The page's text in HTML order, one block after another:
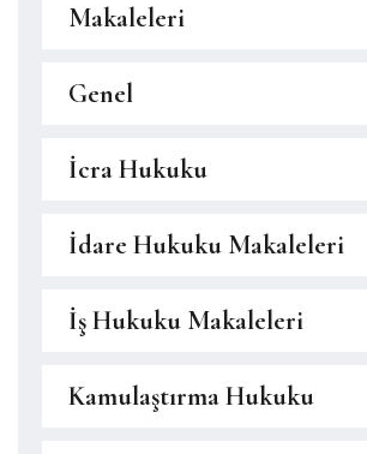
Makaleleri
Genel
İcra Hukuku
İdare Hukuku Makaleleri
İş Hukuku Makaleleri
Kamulaştırma Hukuku